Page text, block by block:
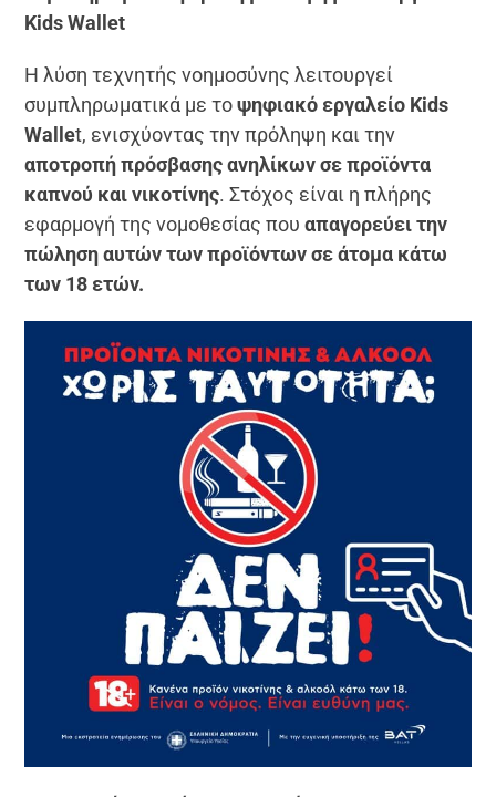
Kids Wallet
Η λύση τεχνητής νοημοσύνης λειτουργεί
συμπληρωματικά με τοψηφιακό εργαλείο Kids
Wallet, ενισχύοντας την πρόληψη και την
αποτροπή πρόσβασης ανηλίκων σε προϊόντα
καπνού και νικοτίνης. Στόχος είναι η πλήρης
εφαρμογή της νομοθεσίας πουαπαγορεύει την
πώληση αυτών των προϊόντων σε άτομα κάτω
των 18 ετών.